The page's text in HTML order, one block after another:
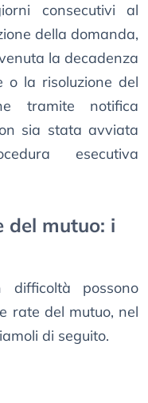
consecutivi al
della domanda,
la decadenza
o la risoluzione del
tramite notifica
sia stata avviata
esecutiva
del mutuo: i
possono
rate del mutuo, nel
di seguito.